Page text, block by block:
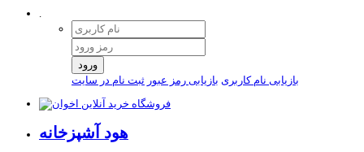
.
ورود
بازیابی نام کاربری بازیابی رمز عبور ثبت نام در سایت
هود آشپزخانه